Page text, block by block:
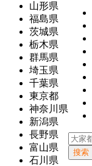
山形県
福島県
茨城県
栃木県
群馬県
埼玉県
千葉県
東京都
神奈川県
新潟県
長野県
富山県
石川県
搜索